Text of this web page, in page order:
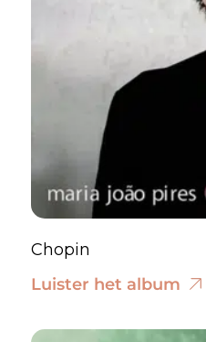
Chopin
Luister het album